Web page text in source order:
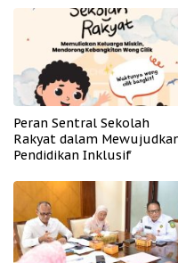
Peran Sentral Sekolah
Rakyat dalam
Pendidikan Inklusif